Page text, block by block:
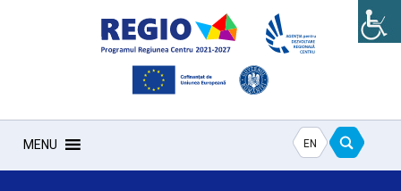
MENU EN